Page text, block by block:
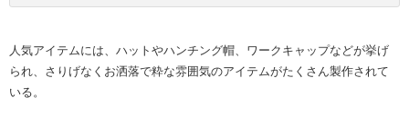
人気アイテムには、ハットやハンチング帽、ワークキャップなどが挙げ
られ、さりげなくお洒落で粋な雰囲気のアイテムがたくさん製作されて
いる。